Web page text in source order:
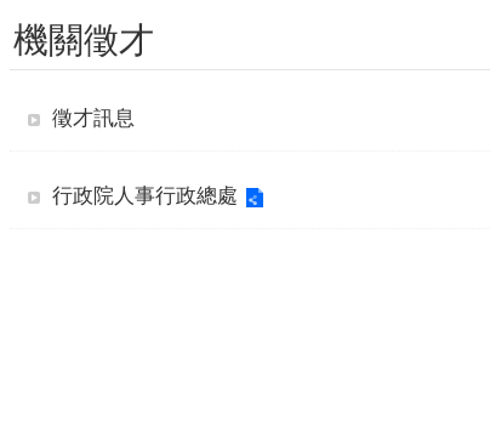
機關徵才
徵才訊息
行政院人事行政總處